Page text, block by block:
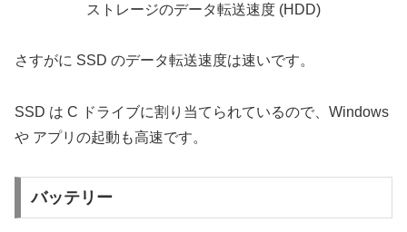
ストレージのデータ転送速度 (HDD)
さすがに SSD のデータ転送速度は速いです。
SSD は C ドライブに割り当てられているので、Windows
や アプリの起動も高速です。
バッテリー